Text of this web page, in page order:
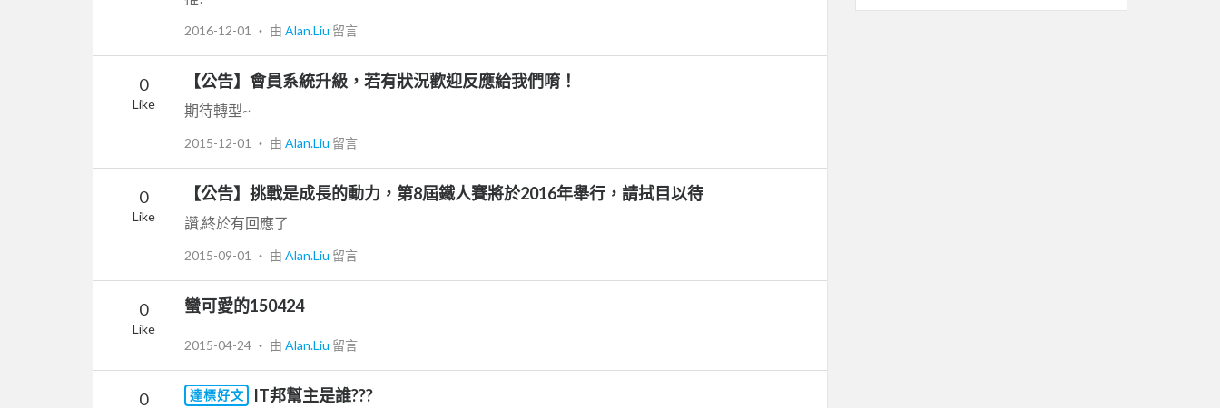
2016-12-01 ‧ 由 Alan.Liu 留言
0
Like
【公告】會員系統升級，若有狀況歡迎反應給我們唷！
期待轉型~
2015-12-01 ‧ 由 Alan.Liu 留言
0
Like
【公告】挑戰是成長的動力，第8屆鐵人賽將於2016年舉行，請拭目以待
讚,終於有回應了
2015-09-01 ‧ 由 Alan.Liu 留言
0
Like
蠻可愛的150424
2015-04-24 ‧ 由 Alan.Liu 留言
0 達標好文 IT邦幫主是誰???